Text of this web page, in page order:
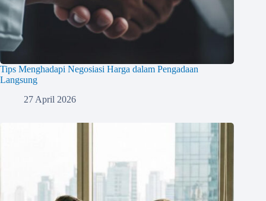
Tips Menghadapi Negosiasi Harga dalam Pengadaan
Langsung
27 April 2026